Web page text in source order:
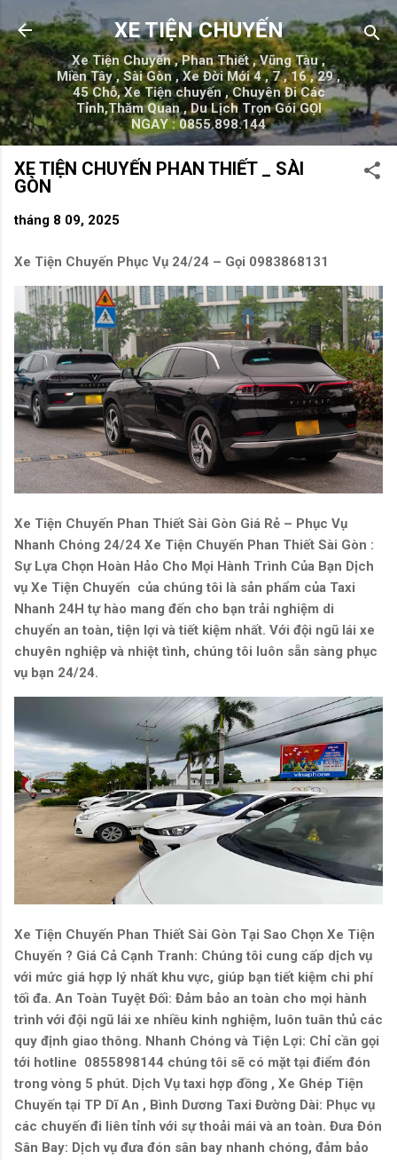
Chuyển đến nội dung chính
XE TIỆN CHUYẾN
Xe Tiện Chuyến , Phan Thiết , Vũng Tàu ,
Miền Tây , Sài Gòn , Xe Đời Mới 4 , 7 , 16 , 29 ,
45 Chỗ, Xe Tiện chuyến , Chuyên Đi Các
Tỉnh,Thăm Quan , Du Lịch Trọn Gói GỌI
NGAY : 0855.898.144
XE TIỆN CHUYẾN PHAN THIẾT _ SÀI
GÒN
tháng 8 09, 2025
Xe Tiện Chuyến Phục Vụ 24/24 – Gọi 0983868131
Xe Tiện Chuyến Phan Thiết Sài Gòn Giá Rẻ – Phục Vụ
Nhanh Chóng 24/24 Xe Tiện Chuyến Phan Thiết Sài Gòn :
Sự Lựa Chọn Hoàn Hảo Cho Mọi Hành Trình Của Bạn Dịch
vụ Xe Tiện Chuyến của chúng tôi là sản phẩm của Taxi
Nhanh 24H tự hào mang đến cho bạn trải nghiệm di
chuyển an toàn, tiện lợi và tiết kiệm nhất. Với đội ngũ lái xe
chuyên nghiệp và nhiệt tình, chúng tôi luôn sẵn sàng phục
vụ bạn 24/24.
Xe Tiện Chuyến Phan Thiết Sài Gòn Tại Sao Chọn Xe Tiện
Chuyến ? Giá Cả Cạnh Tranh: Chúng tôi cung cấp dịch vụ
với mức giá hợp lý nhất khu vực, giúp bạn tiết kiệm chi phí
tối đa. An Toàn Tuyệt Đối: Đảm bảo an toàn cho mọi hành
trình với đội ngũ lái xe nhiều kinh nghiệm, luôn tuân thủ các
quy định giao thông. Nhanh Chóng và Tiện Lợi: Chỉ cần gọi
tới hotline 0855898144 chúng tôi sẽ có mặt tại điểm đón
trong vòng 5 phút. Dịch Vụ taxi hợp đồng , Xe Ghép Tiện
Chuyến tại TP Dĩ An , Bình Dương Taxi Đường Dài: Phục vụ
các chuyến đi liên tỉnh với sự thoải mái và an toàn. Đưa Đón
Sân Bay: Dịch vụ đưa đón sân bay nhanh chóng, đảm bảo